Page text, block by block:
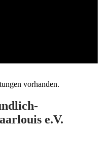
vorhanden.
e.V.